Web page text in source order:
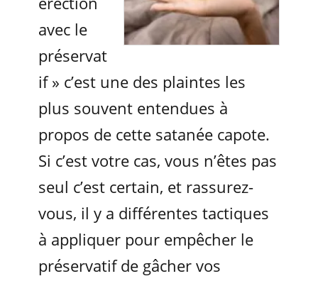
avec le
préservat
if » c’est une des plaintes les
plus souvent entendues à
propos de cette satanée capote.
Si c’est votre cas, vous n’êtes pas
seul c’est certain, et rassurez-
vous, il y a différentes tactiques
à appliquer pour empêcher le
préservatif de gâcher vos